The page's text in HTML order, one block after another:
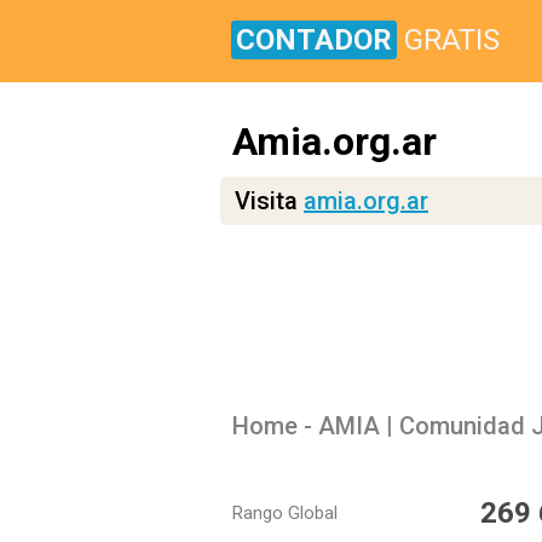
CONTADOR GRATIS
Amia.org.ar
Visita amia.org.ar
Home - AMIA | Comunidad
Rango Global 269